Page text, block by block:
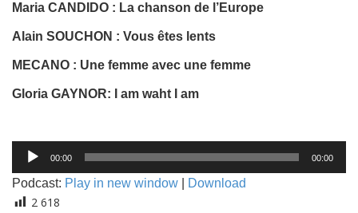
Maria CANDIDO : La chanson de l’Europe
Alain SOUCHON : Vous êtes lents
MECANO : Une femme avec une femme
Gloria GAYNOR: I am waht I am
Lecteur
audio
00:00 00:00
Podcast: Play in new window Download
2 618